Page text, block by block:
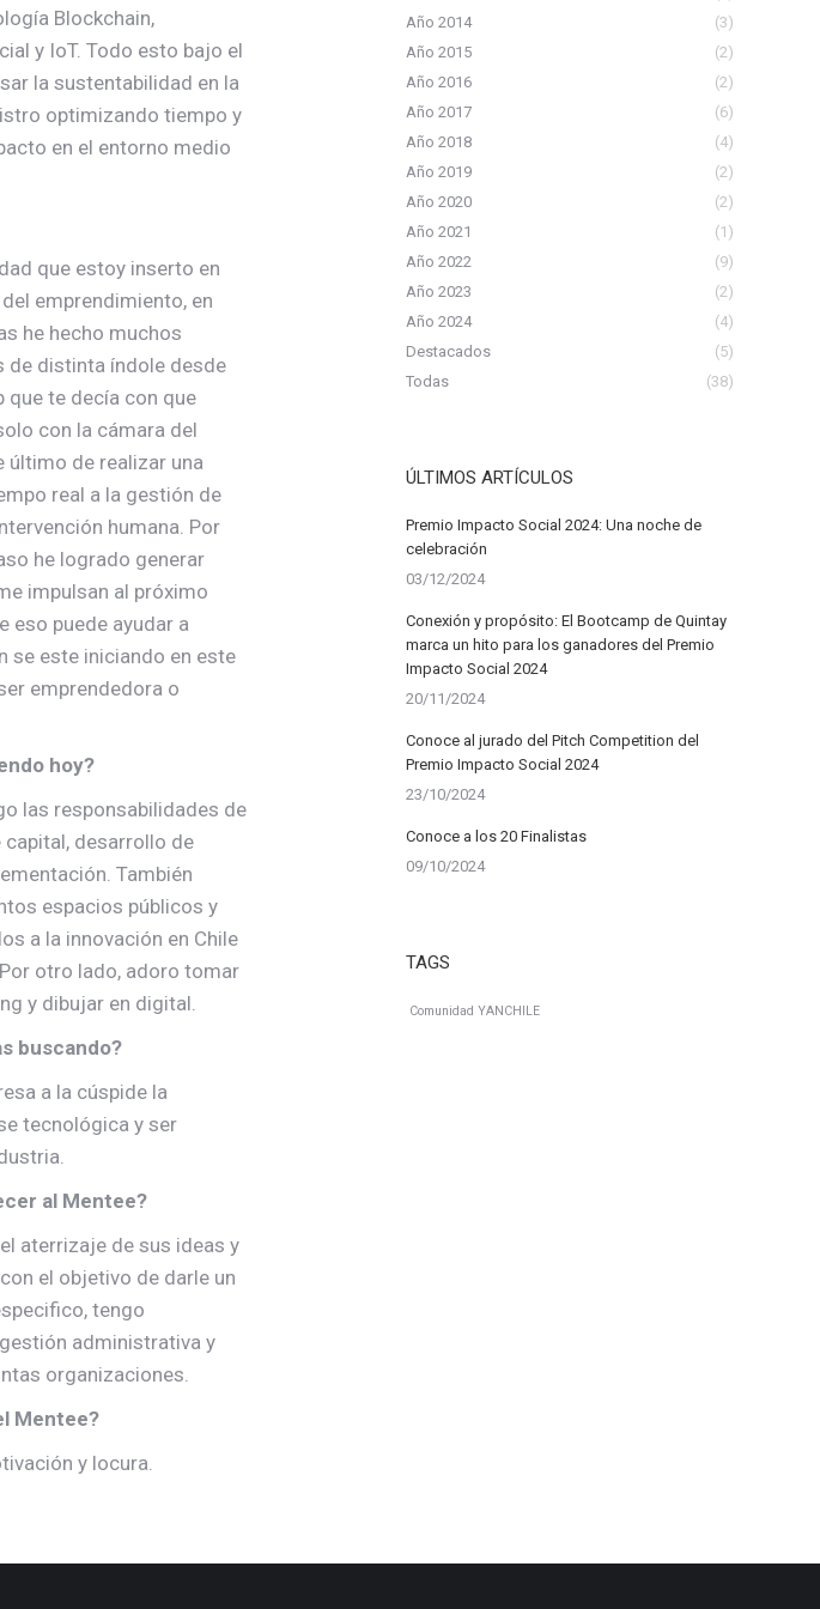
Blockchain,
y IoT. Todo esto bajo el
la sustentabilidad en la
optimizando tiempo y
en el entorno medio
que estoy inserto en
emprendimiento, en
he hecho muchos
de distinta índole desde
que te decía con que
con la cámara del
último de realizar una
real a la gestión de
humana. Por
he logrado generar
impulsan al próximo
eso puede ayudar a
se este iniciando en este
emprendedora o
hoy?
las responsabilidades de
desarrollo de
También
espacios públicos y
a la innovación en Chile
otro lado, adoro tomar
y dibujar en digital.
buscando?
a la cúspide la
tecnológica y ser
al Mentee?
aterrizaje de sus ideas y
el objetivo de darle un
tengo
administrativa y
organizaciones.
Mentee?
y locura.
Año 2014
(3)
Año 2015
(2)
Año 2016
(2)
Año 2017
(6)
Año 2018
(4)
Año 2019
(2)
Año 2020
(2)
Año 2021
(1)
Año 2022
(9)
Año 2023
(2)
Año 2024
(4)
Destacados
(5)
Todas
(38)
ÚLTIMOS ARTÍCULOS
Premio Impacto Social 2024: Una noche de
celebración
03/12/2024
Conexión y propósito: El Bootcamp de Quintay
marca un hito para los ganadores del Premio
Impacto Social 2024
20/11/2024
Conoce al jurado del Pitch Competition del
Premio Impacto Social 2024
23/10/2024
Conoce a los 20 Finalistas
09/10/2024
TAGS
Comunidad YANCHILE